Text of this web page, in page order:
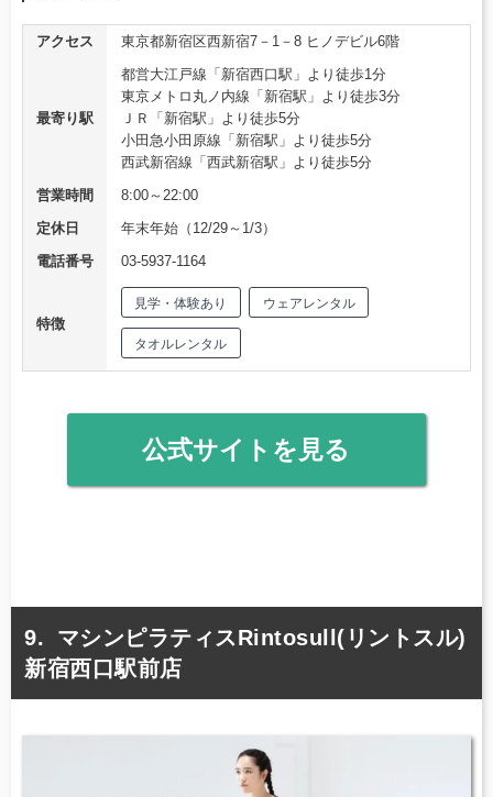
アクセス 東京都新宿区西新宿7－1－8 ヒノデビル6階
最寄り駅
都営大江戸線「新宿西口駅」より徒歩1分
東京メトロ丸ノ内線「新宿駅」より徒歩3分
ＪＲ「新宿駅」より徒歩5分
小田急小田原線「新宿駅」より徒歩5分
西武新宿線「西武新宿駅」より徒歩5分
営業時間
8:00～22:00
定休日
年末年始（12/29～1/3）
電話番号
03-5937-1164
特徴
見学・体験あり ウェアレンタル
タオルレンタル
公式サイトを見る
マシンピラティスRintosull(リントスル)
新宿西口駅前店